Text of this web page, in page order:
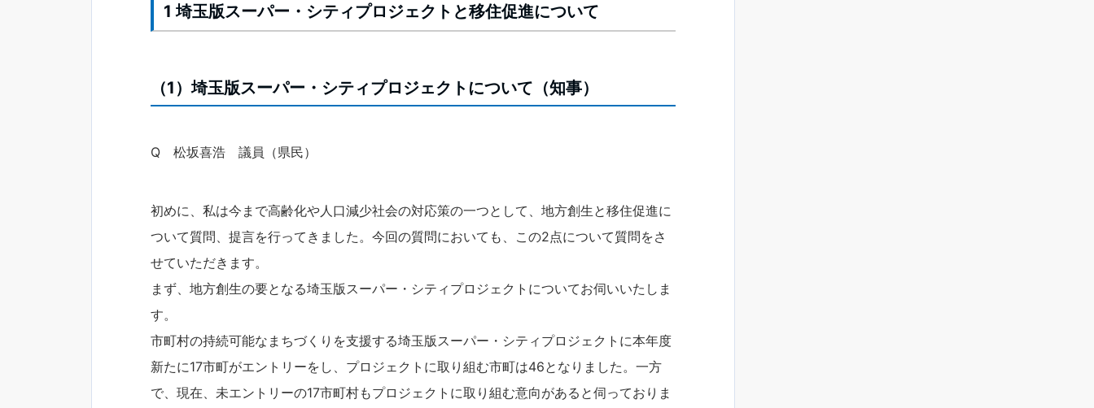
1 埼玉版スーパー・シティプロジェクトと移住促進について
（1）埼玉版スーパー・シティプロジェクトについて（知事）
Q 松坂喜浩 議員（県民）
初めに、私は今まで高齢化や人口減少社会の対応策の一つとして、地方創生と移住促進に
ついて質問、提言を行ってきました。今回の質問においても、この2点について質問をさ
せていただきます。
まず、地方創生の要となる埼玉版スーパー・シティプロジェクトについてお伺いいたしま
す。
市町村の持続可能なまちづくりを支援する埼玉版スーパー・シティプロジェクトに本年度
新たに17市町がエントリーをし、プロジェクトに取り組む市町は46となりました。一方
で、現在、未エントリーの17市町村もプロジェクトに取り組む意向があると伺っておりま